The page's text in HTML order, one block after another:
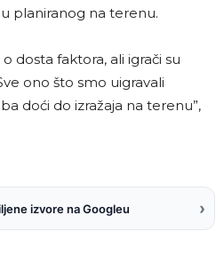
planiranog na terenu.
dosta faktora, ali igrači su
ono što smo uigravali
doći do izražaja na terenu”,
izvore na Googleu ›